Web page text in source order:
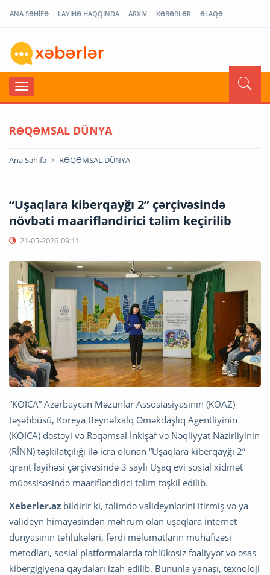
ANA SƏHİFƏ LAYİHƏ HAQQINDA ARXİV XƏBƏRLƏR ƏLAQƏ
RƏQƏMSAL DÜNYA
Ana Səhifə RƏQƏMSAL DÜNYA
“Uşaqlara kiberqayğı 2” çərçivəsində
növbəti maarifləndirici təlim keçirilib
21-05-2026 09:11
“KOICA” Azərbaycan Məzunlar Assosiasiyasının (KOAZ)
təşəbbüsü, Koreya Beynəlxalq Əməkdaşlıq Agentliyinin
(KOICA) dəstəyi və Rəqəmsal İnkişaf və Nəqliyyat Nazirliyinin
(RİNN) təşkilatçılığı ilə icra olunan “Uşaqlara kiberqayğı 2”
qrant layihəsi çərçivəsində 3 saylı Uşaq evi sosial xidmət
müəssisəsində maarifləndirici təlim təşkil edilib.
Xeberler.az bildirir ki, təlimdə valideynlərini itirmiş və ya
valideyn himayəsindən məhrum olan uşaqlara internet
dünyasının təhlükələri, fərdi məlumatların mühafizəsi
metodları, sosial platformalarda təhlükəsiz fəaliyyət və əsas
kibergigiyena qaydaları izah edilib. Bununla yanaşı, texnoloji